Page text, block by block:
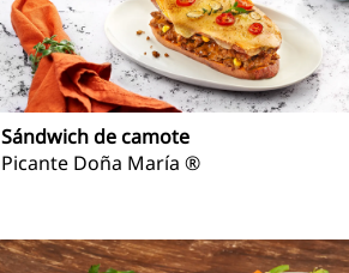
Sándwich de camote
Picante Doña María ®